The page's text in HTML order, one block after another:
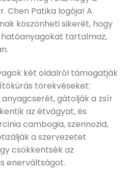
Chen Patika logója! A
köszönheti sikerét, hogy
tartalmaz,
két oldalról támogatják
törekvéseket:
gátolják a zsír
az étvágyat, és
cambogia, szennozid,
a szervezetet
csökkentsék az
enerváltságot.